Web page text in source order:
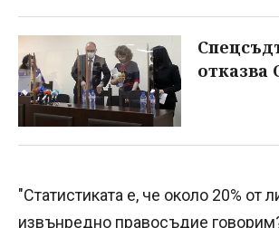
отказва
"Статистиката е, че около 20% от
извънредно правосъдие